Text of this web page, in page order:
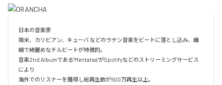
日本の音楽家
南米、カリビアン、キューバ などのラテン音楽をビートに落とし込み、繊
細で綺麗めなチルビートが特徴的。
音楽2nd Albumである"Mentatea"がSpotifyなどのストリーミングサービス
により
海外でのリスナーを獲得し総再生数が500万再生以上。